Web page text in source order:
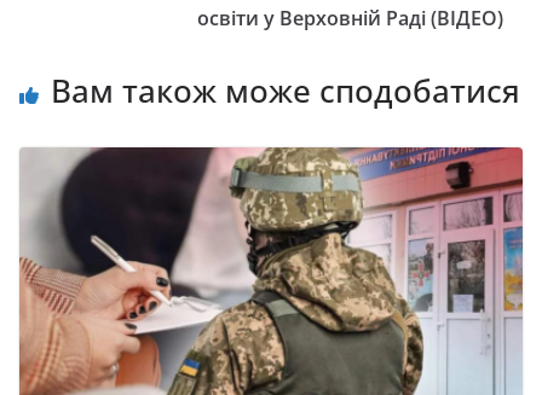
ocвiти у Вepxoвнiй Рaдi (ВІДЕО)
Вам також може сподобатися